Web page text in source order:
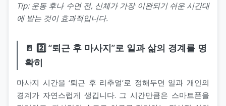
Tip: 운동 후나 수면 전, 신체가 가장 이완되기 쉬운 시간대
에 받는 것이 효과적입니다.
🚪 2️⃣ “퇴근 후 마사지”로 일과 삶의 경계를 명
확히
마사지 시간을 ‘퇴근 후 리추얼’로 정해두면 일과 개인의
경계가 자연스럽게 생깁니다. 그 시간만큼은 스마트폰을